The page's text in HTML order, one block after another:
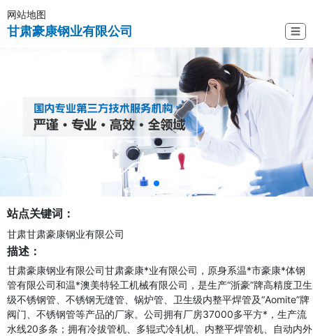
网站地图
甘肃豪康钢业有限公司 ☰
站点关键词：
甘肃甘肃豪康钢业有限公司
描述：
甘肃豪康钢业有限公司甘肃豪康*业有限公司，原身系温*市豪康*体钢
管有限公司和温*澳美特轻工机械有限公司，是生产“浙豪”牌高精度卫生
级不锈钢管、不锈钢无缝管、锅炉管、卫生级内整平焊管及“Aomite”牌
阀门、不锈钢管等产品的厂家。公司拥有厂房37000多平方*，生产流
水线20多条；拥有冷拔管机、多辊式冷轧机、内整平焊管机、自动内外